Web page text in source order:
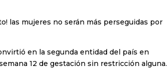
las mujeres no serán más perseguidas por
en la segunda entidad del país en
12 de gestación sin restricción alguna.